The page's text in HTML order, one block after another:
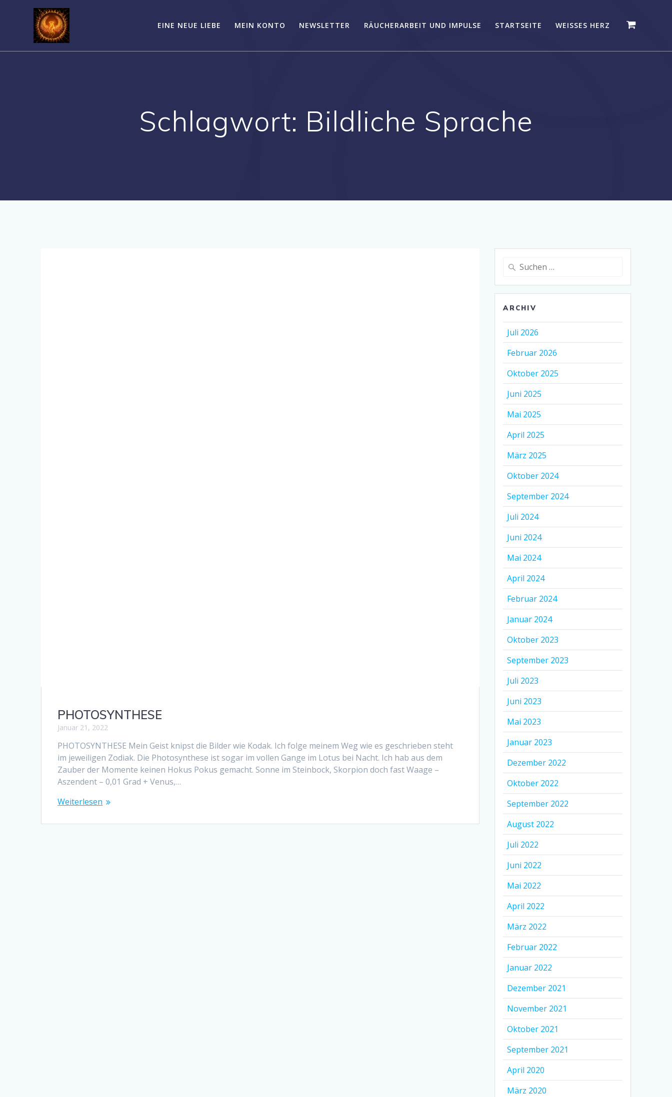
EINE NEUE LIEBE MEIN KONTO NEWSLETTER RÄUCHERARBEIT UND IMPULSE STARTSEITE WEISSES HERZ
Schlagwort: Bildliche Sprache
PHOTOSYNTHESE
Januar 21, 2022
PHOTOSYNTHESE Mein Geist knipst die Bilder wie Kodak. Ich folge meinem Weg wie es geschrieben steht
im jeweiligen Zodiak. Die Photosynthese ist sogar im vollen Gange im Lotus bei Nacht. Ich hab aus dem
Zauber der Momente keinen Hokus Pokus gemacht. Sonne im Steinbock, Skorpion doch fast Waage –
Aszendent – 0,01 Grad + Venus,…
Weiterlesen
Suche
ARCHIV
Juli 2026
Februar 2026
Oktober 2025
Juni 2025
Mai 2025
April 2025
März 2025
Oktober 2024
September 2024
Juli 2024
Juni 2024
Mai 2024
April 2024
Februar 2024
Januar 2024
Oktober 2023
September 2023
Juli 2023
Juni 2023
Mai 2023
Januar 2023
Dezember 2022
Oktober 2022
September 2022
August 2022
Juli 2022
Juni 2022
Mai 2022
April 2022
März 2022
Februar 2022
Januar 2022
Dezember 2021
November 2021
Oktober 2021
September 2021
April 2020
März 2020